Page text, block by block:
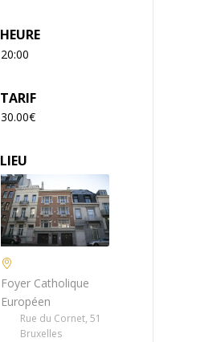
HEURE
20:00
TARIF
30.00€
LIEU
Foyer Catholique
Européen
Rue du Cornet, 51
Bruxelles